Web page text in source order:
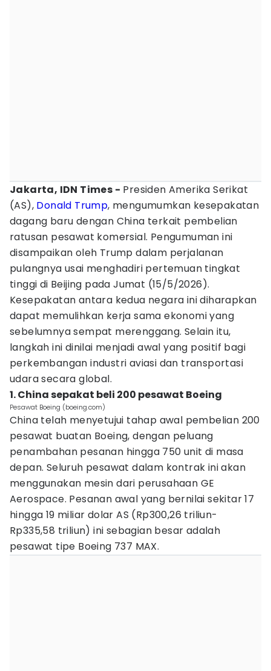
Jakarta, IDN Times - Presiden Amerika Serikat
(AS), Donald Trump, mengumumkan kesepakatan
dagang baru dengan China terkait pembelian
ratusan pesawat komersial. Pengumuman ini
disampaikan oleh Trump dalam perjalanan
pulangnya usai menghadiri pertemuan tingkat
tinggi di Beijing pada Jumat (15/5/2026).
Kesepakatan antara kedua negara ini diharapkan
dapat memulihkan kerja sama ekonomi yang
sebelumnya sempat merenggang. Selain itu,
langkah ini dinilai menjadi awal yang positif bagi
perkembangan industri aviasi dan transportasi
udara secara global.
1. China sepakat beli 200 pesawat Boeing
Pesawat Boeing (boeing.com)
China telah menyetujui tahap awal pembelian 200
pesawat buatan Boeing, dengan peluang
penambahan pesanan hingga 750 unit di masa
depan. Seluruh pesawat dalam kontrak ini akan
menggunakan mesin dari perusahaan GE
Aerospace. Pesanan awal yang bernilai sekitar 17
hingga 19 miliar dolar AS (Rp300,26 triliun-
Rp335,58 triliun) ini sebagian besar adalah
pesawat tipe Boeing 737 MAX.